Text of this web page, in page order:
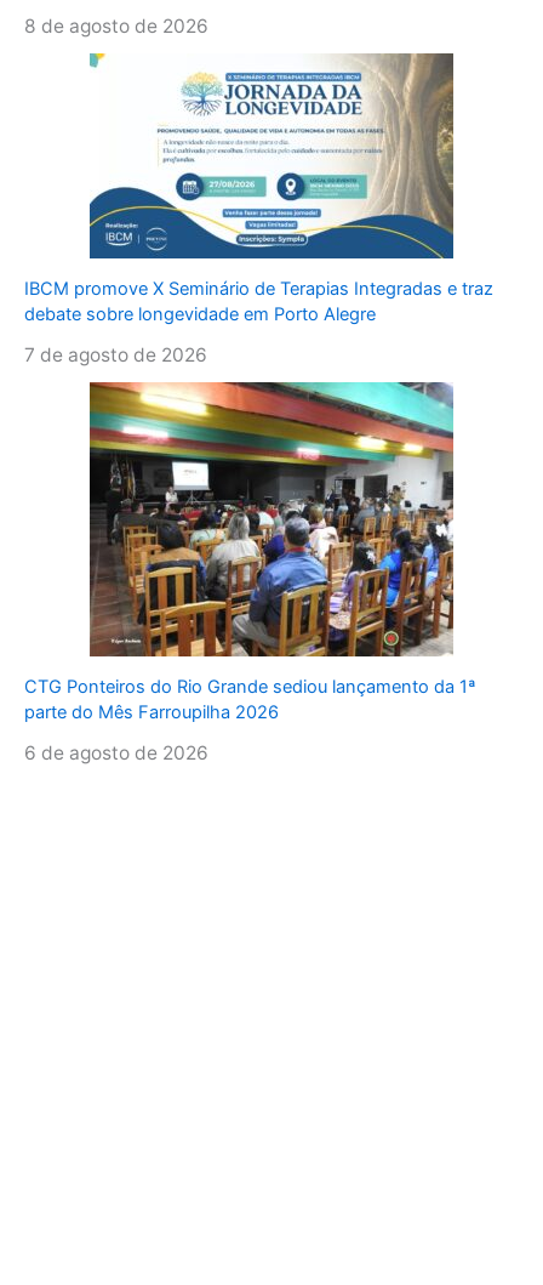
8 de agosto de 2026
IBCM promove X Seminário de Terapias Integradas e traz
debate sobre longevidade em Porto Alegre
7 de agosto de 2026
CTG Ponteiros do Rio Grande sediou lançamento da 1ª
parte do Mês Farroupilha 2026
6 de agosto de 2026